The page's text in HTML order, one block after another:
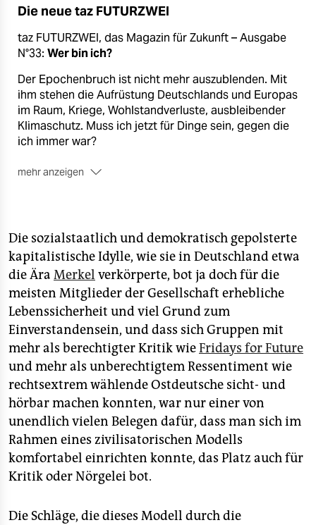
Die neue taz FUTURZWEI
taz FUTURZWEI, das Magazin für Zukunft – Ausgabe
N°33: Wer bin ich?
Der Epochenbruch ist nicht mehr auszublenden. Mit
ihm stehen die Aufrüstung Deutschlands und Europas
im Raum, Kriege, Wohlstandverluste, ausbleibender
Klimaschutz. Muss ich jetzt für Dinge sein, gegen die
ich immer war?
mehr anzeigen
Pascal Zorn und Harald Welzer.
■Jetzt im taz Shop bestellen
Die sozialstaatlich und demokratisch gepolsterte
kapitalistische Idylle, wie sie in Deutschland etwa
die Ära Merkel verkörperte, bot ja doch für die
meisten Mitglieder der Gesellschaft erhebliche
Lebenssicherheit und viel Grund zum
Einverstandensein, und dass sich Gruppen mit
mehr als berechtigter Kritik wieFridays for Future
und mehr als unberechtigtem Ressentiment wie
rechtsextrem wählende Ostdeutsche sicht- und
hörbar machen konnten, war nur einer von
unendlich vielen Belegen dafür, dass man sich im
Rahmen eines zivilisatorischen Modells
komfortabel einrichten konnte, das Platz auch für
Kritik oder Nörgelei bot.
Die Schläge, die dieses Modell durch die